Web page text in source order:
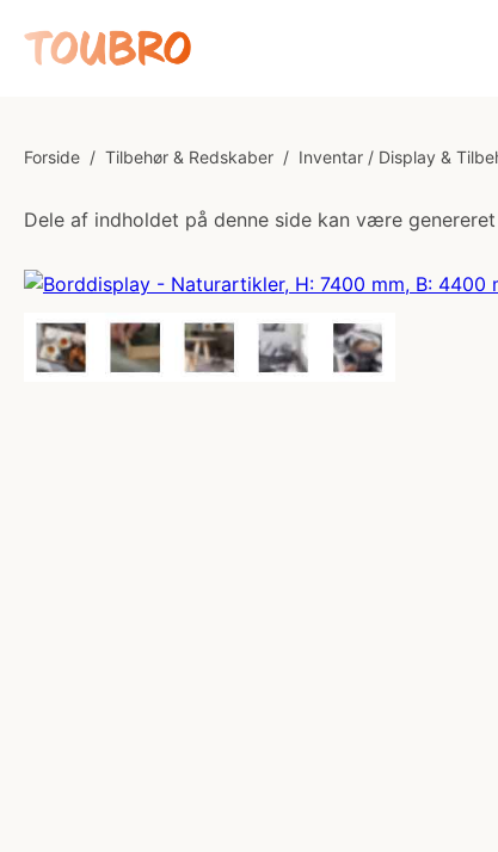
Forside / Tilbehør & Redskaber / Inventar / Display &
Dele af indholdet på denne side kan være